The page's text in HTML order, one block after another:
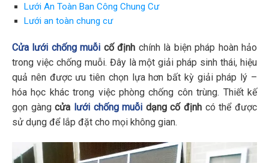
Lưới An Toàn Ban Công Chung Cư
Lưới an toàn chung cư
Cửa lưới chống muỗi cố định chính là biện pháp hoàn hảo
trong việc chống muỗi. Đây là một giải pháp sinh thái, hiệu
quả nên được ưu tiên chọn lựa hơn bất kỳ giải pháp lý –
hóa học khác trong việc phòng chống côn trùng. Thiết kế
gọn gàngcửa lưới chống muỗi dạng cố định có thể được
sử dụng để lắp đặt cho mọi không gian.